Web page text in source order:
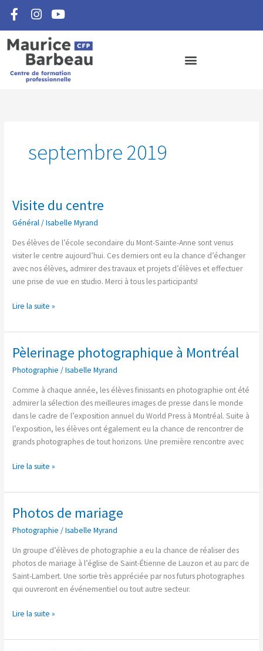
contenu
F
a
c
e
b
o
I
n
s
t
a
g
r
Y
o
u
t
u
b
e
septembre 2019
Visite du centre
Général/Isabelle Myrand
Des élèves de l’école secondaire du Mont-Sainte-Anne sont venus
visiter le centre aujourd’hui. Ces derniers ont eu la chance d’échanger
avec nos élèves, admirer des travaux et projets d’élèves et effectuer
une prise de vue en studio. Merci à tous les participants!
Visite
centre
Lire la suite »
Pèlerinage photographique à Montréal
Photographie /Isabelle Myrand
Comme à chaque année, les élèves finissants en photographie ont été
admirer la sélection des meilleures images de presse dans le monde
dans le cadre de l’exposition annuel du World Press à Montréal. Suite à
l’exposition, les élèves ont également eu la chance de rencontrer de
grands photographes de tout horizons. Une première rencontre avec
Pèlerinage
photographique
à
Montréal
Lire la suite »
Photos de mariage
Photographie /Isabelle Myrand
Un groupe d’élèves de photographie a eu la chance de réaliser des
photos de mariage à l’église de Saint-Étienne de Lauzon et au parc de
Saint-Lambert. Une sortie très appréciée par nos futurs photographes
qui ouvreront en événementiel ou tout autre secteur.
Photos
mariage
Lire la suite »